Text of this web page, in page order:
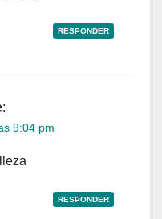
RESPONDER
9:04 pm
RESPONDER